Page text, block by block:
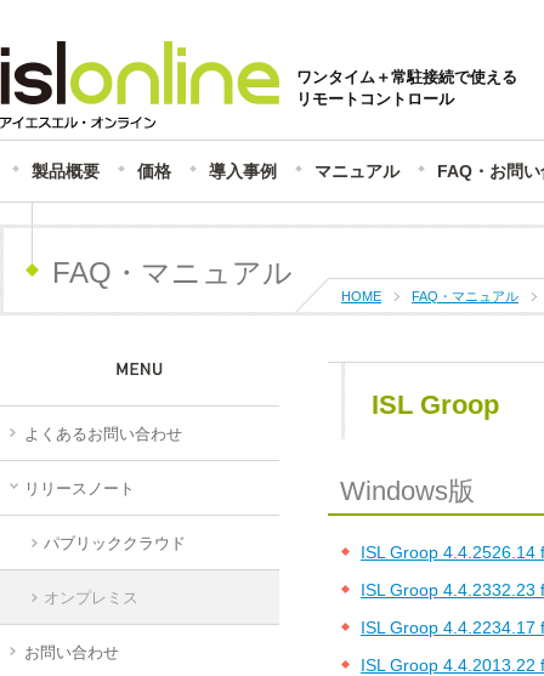
ワンタイム＋常駐接続で使える
リモートコントロール
製品概要 価格 導入事例 マニュアル FAQ・お問
FAQ・マニュアル
HOME FAQ・マニュアル
よくあるお問い合わせ
リリースノート
パブリッククラウド
オンプレミス
お問い合わせ
ISL Groop
Windows版
ISL Groop 4.4.2526.14
ISL Groop 4.4.2332.23
ISL Groop 4.4.2234.17
ISL Groop 4.4.2013.22